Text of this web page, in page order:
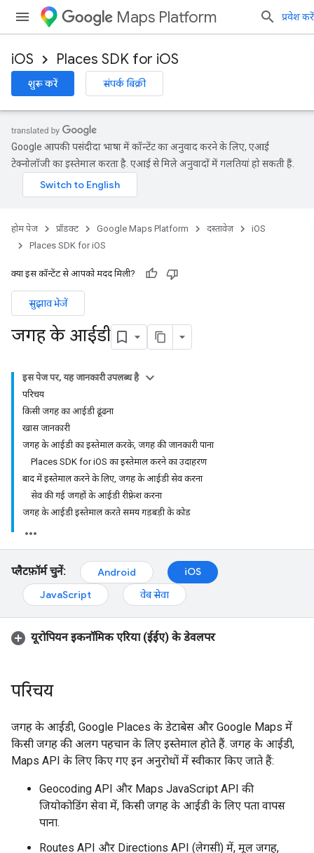
Maps Platform प्रवेश करें
iOS Places SDK for iOS
शुरू करें संपर्क बिक्री
Google आपकी पसंदीदा भाषा में कॉन्टेंट का अनुवाद करने के लिए, एआई
टेक्नोलॉजी का इस्तेमाल करता है. एआई से मिले अनुवादों में गलतियां हो सकती हैं.
होम पेज प्रॉडक्ट Google Maps Platform दस्तावेज़
iOS
Places SDK for iOS
क्या इस कॉन्टेंट से आपको मदद मिली?
सुझाव भेजें
जगह के आईडी
इस पेज पर, यह जानकारी उपलब्ध है
परिचय
किसी जगह का आईडी ढूंढना
खास जानकारी
जगह के आईडी का इस्तेमाल करके, जगह की जानकारी पाना
Places SDK for iOS का इस्तेमाल करने का उदाहरण
बाद में इस्तेमाल करने के लिए, जगह के आईडी सेव करना
सेव की गई जगहों के आईडी रीफ़्रेश करना
जगह के आईडी इस्तेमाल करते समय गड़बड़ी के कोड
प्लैटफ़ॉर्म चुनें: Android
iOS
JavaScript
वेब सेवा
यूरोपियन इकनॉमिक एरिया (ईईए) के डेवलपर
परिचय
जगह के आईडी, Google Places के डेटाबेस और Google Maps में
किसी जगह की अलग पहचान के लिए इस्तेमाल होते हैं. जगह के आईडी,
Maps API के लिए किए गए इन अनुरोधों में स्वीकार किए जाते हैं:
Geocoding API और Maps JavaScript API की
जियोकोडिंग सेवा में, किसी जगह के आईडी के लिए पता वापस
पाना.
Routes API और Directions API (लेगसी) में, मूल जगह,